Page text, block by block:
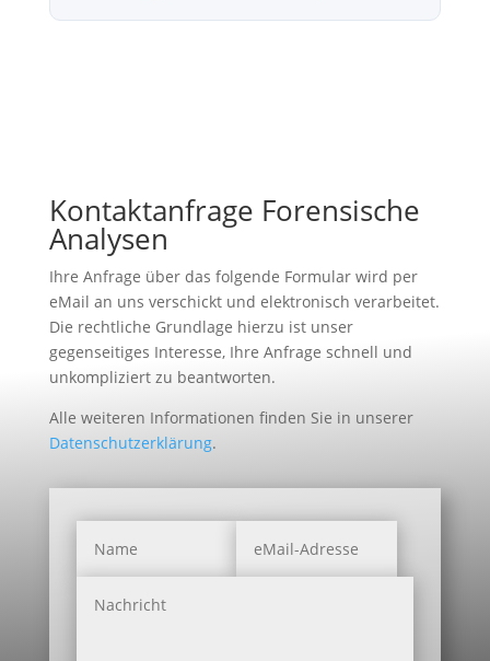
Kontaktanfrage Forensische
Analysen
Ihre Anfrage über das folgende Formular wird per
eMail an uns verschickt und elektronisch verarbeitet.
Die rechtliche Grundlage hierzu ist unser
gegenseitiges Interesse, Ihre Anfrage schnell und
unkompliziert zu beantworten.
Alle weiteren Informationen finden Sie in unserer
Datenschutzerklärung.